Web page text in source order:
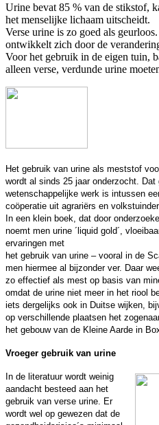
Urine bevat 85 % van de stikstof,
het menselijke lichaam uitscheidt.
Verse urine is zo goed als
ontwikkelt zich door de
Voor het gebruik in de eigen tuin,
alleen verse, verdunde urine
Het gebruik van urine als meststof
wordt al sinds 25 jaar onderzocht.
wetenschappelijke werk is intussen
coöperatie uit agrariërs en
In een klein boek, dat door
noemt men urine ´liquid gold´,
ervaringen met
het gebruik van urine – vooral in de
men hiermee al bijzonder ver. Daar
zo effectief als mest op basis van
omdat de urine niet meer in het riool
iets dergelijks ook in Duitse wijken,
op verschillende plaatsen het
het gebouw van de Kleine Aarde in
Vroeger gebruik van urine
In de literatuur wordt weinig
aandacht besteed aan het
gebruik van verse urine. Er
wordt wel op gewezen dat de